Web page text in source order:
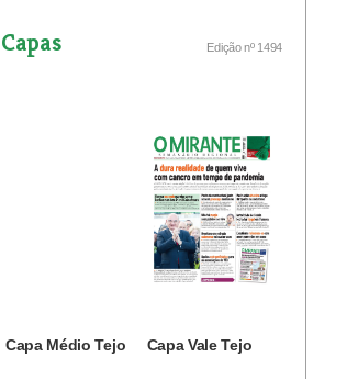
Capas Edição nº 1494
Capa Médio Tejo Capa Vale Tejo